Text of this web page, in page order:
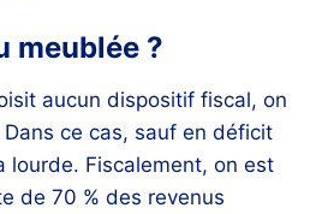
meublée ?
aucun dispositif fiscal, on
ce cas, sauf en déficit
lourde. Fiscalement, on est
de 70 % des revenus